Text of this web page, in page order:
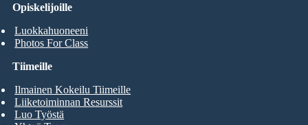
Opiskelijoille
Luokkahuoneeni
Photos For Class
Tiimeille
Ilmainen Kokeilu Tiimeille
Liiketoiminnan Resurssit
Luo Työstä